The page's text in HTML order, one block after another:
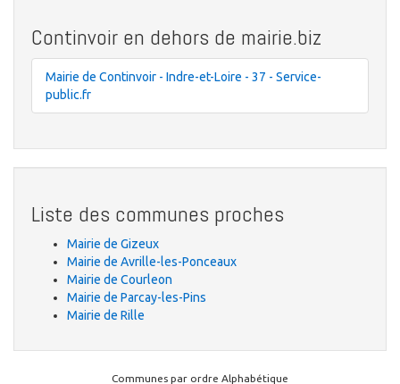
Continvoir en dehors de mairie.biz
Mairie de Continvoir - Indre-et-Loire - 37 - Service-
public.fr
Liste des communes proches
Mairie de Gizeux
Mairie de Avrille-les-Ponceaux
Mairie de Courleon
Mairie de Parcay-les-Pins
Mairie de Rille
Communes par ordre Alphabétique